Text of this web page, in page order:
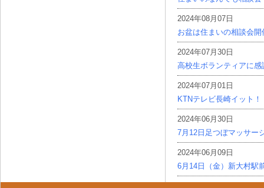
2024年08月07日
お盆は住まいの相談会開
2024年07月30日
高校生ボランティアに感
2024年07月01日
KTNテレビ長崎イット！
2024年06月30日
7月12日足つぼマッサー
2024年06月09日
6月14日（金）新大村駅